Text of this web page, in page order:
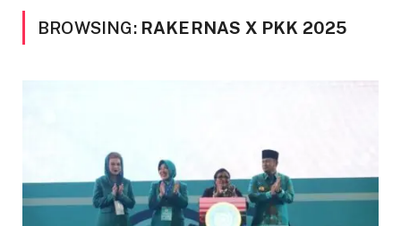
BROWSING: RAKERNAS X PKK 2025